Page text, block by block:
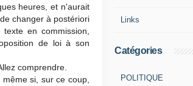
heures, et n'aurait
changer à postériori
en commission,
de loi à son
comprendre.
si, sur ce coup,
Links
Catégories
POLITIQUE